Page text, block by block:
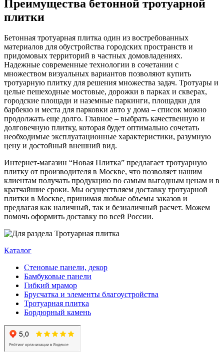
Преимущества бетонной тротуарной
плитки
Бетонная тротуарная плитка один из востребованных
материалов для обустройства городских пространств и
придомовых территорий в частных домовладениях.
Надежные современные технологии в сочетании с
множеством визуальных вариантов позволяют купить
тротуарную плитку для решения множества задач. Тротуары и
целые пешеходные мостовые, дорожки в парках и скверах,
городские площади и наземные паркинги, площадки для
барбекю и места для парковки авто у дома – список можно
продолжать еще долго. Главное – выбрать качественную и
долговечную плитку, которая будет оптимально сочетать
необходимые эксплуатационные характеристики, разумную
цену и достойный внешний вид.
Интернет-магазин “Новая Плитка” предлагает тротуарную
плитку от производителя в Москве, что позволяет нашим
клиентам получать продукцию по самым выгодным ценам и в
кратчайшие сроки. Мы осуществляем доставку тротуарной
плитки в Москве, принимая любые объемы заказов и
предлагая как наличный, так и безналичный расчет. Можем
помочь оформить доставку по всей России.
Каталог
Стеновые панели, декор
Бамбуковые панели
Гибкий мрамор
Брусчатка и элементы благоустройства
Тротуарная плитка
Бордюрный камень